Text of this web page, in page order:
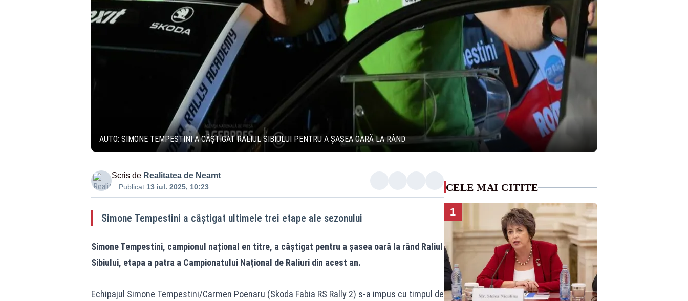
AUTO: SIMONE TEMPESTINI A CÂȘTIGAT RALIUL SIBIULUI PENTRU A ȘASEA OARĂ LA RÂND
Scris de Realitatea de Neamt
Publicat:13 iul. 2025, 10:23
Simone Tempestini a câștigat ultimele trei etape ale sezonului
Simone Tempestini, campionul național en titre, a câștigat pentru a șasea oară la rând Raliul
Sibiului, etapa a patra a Campionatului Național de Raliuri din acest an.
Echipajul Simone Tempestini/Carmen Poenaru (Skoda Fabia RS Rally 2) s-a impus cu timpul de
CELE MAI CITITE
1